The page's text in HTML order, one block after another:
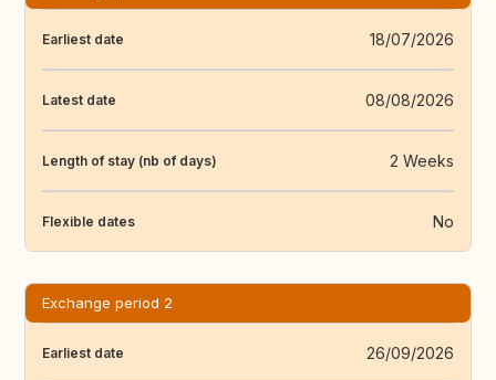
Earliest date 18/07/2026
Latest date 08/08/2026
Length of stay (nb of days) 2 Weeks
Flexible dates No
Exchange period 2
Earliest date 26/09/2026